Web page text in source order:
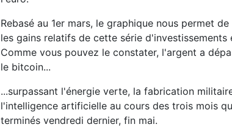
Rebasé au 1er mars, le graphique nous permet
les gains relatifs de cette série d'investissements
Comme vous pouvez le constater, l'argent a
le bitcoin...
...surpassant l'énergie verte, la fabrication
l'intelligence artificielle au cours des trois mois
terminés vendredi dernier, fin mai.